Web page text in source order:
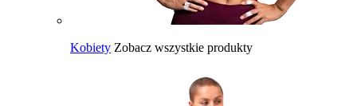
Kobiety Zobacz wszystkie produkty